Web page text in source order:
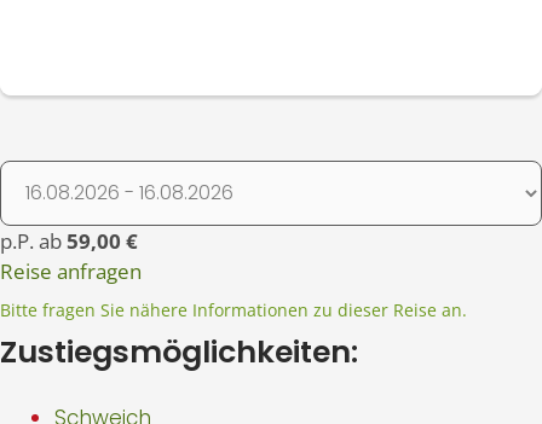
p.P. ab59,00 €
Reise anfragen
Bitte fragen Sie nähere Informationen zu dieser Reise an.
Zustiegsmöglichkeiten:
Schweich